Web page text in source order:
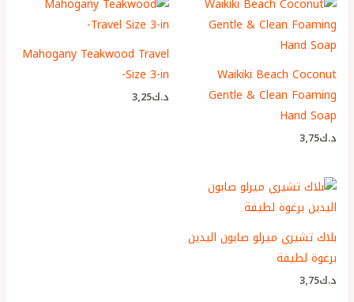
Waikiki Beach Coconut
Gentle & Clean Foaming
Hand Soap
د.ك3٫75
Mahogany Teakwood Travel
Size 3-in-
د.ك3٫25
بلاك تشيري ميرلو صابون اليدين
برغوة لطيفة
د.ك3٫75